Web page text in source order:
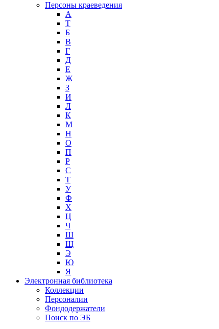
Персоны краеведения
А
T
Б
В
Г
Д
Е
Ж
З
И
Л
К
М
Н
О
П
Р
С
Т
У
Ф
Х
Ц
Ч
Ш
Щ
Э
Ю
Я
Электронная библиотека
Коллекции
Персоналии
Фондодержатели
Поиск по ЭБ